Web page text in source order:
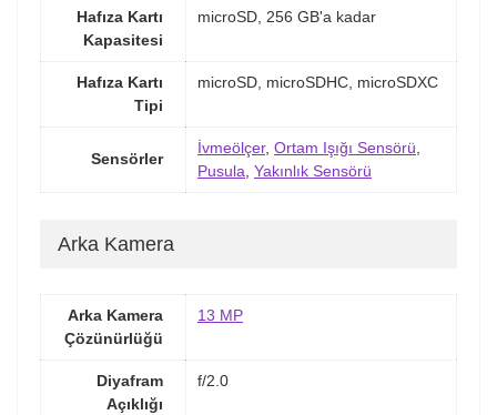
Hafıza Kartı
Kapasitesi
microSD, 256 GB'a kadar
Hafıza Kartı
Tipi
microSD, microSDHC, microSDXC
Sensörler
İvmeölçer, Ortam Işığı Sensörü,
Pusula, Yakınlık Sensörü
Arka Kamera
Arka Kamera
Çözünürlüğü
13 MP
Diyafram
Açıklığı
f/2.0